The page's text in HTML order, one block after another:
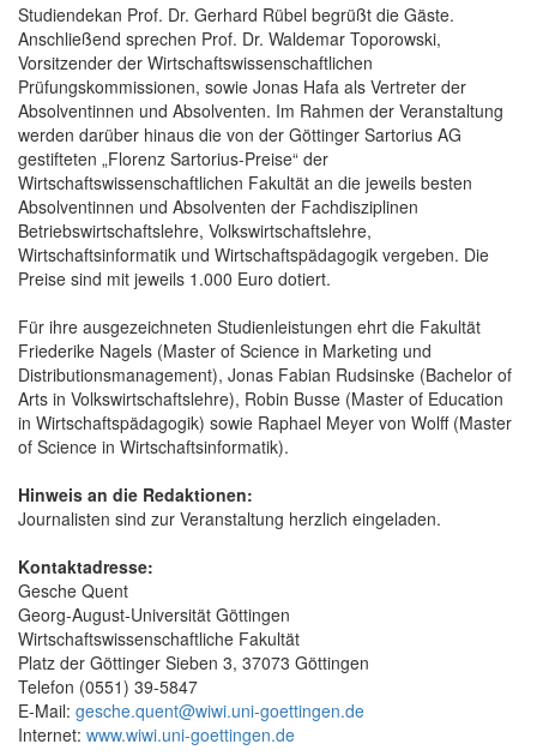
Studiendekan Prof. Dr. Gerhard Rübel begrüßt die Gäste.
Anschließend sprechen Prof. Dr. Waldemar Toporowski,
Vorsitzender der Wirtschaftswissenschaftlichen
Prüfungskommissionen, sowie Jonas Hafa als Vertreter der
Absolventinnen und Absolventen. Im Rahmen der Veranstaltung
werden darüber hinaus die von der Göttinger Sartorius AG
gestifteten „Florenz Sartorius-Preise“ der
Wirtschaftswissenschaftlichen Fakultät an die jeweils besten
Absolventinnen und Absolventen der Fachdisziplinen
Betriebswirtschaftslehre, Volkswirtschaftslehre,
Wirtschaftsinformatik und Wirtschaftspädagogik vergeben. Die
Preise sind mit jeweils 1.000 Euro dotiert.
Für ihre ausgezeichneten Studienleistungen ehrt die Fakultät
Friederike Nagels (Master of Science in Marketing und
Distributionsmanagement), Jonas Fabian Rudsinske (Bachelor of
Arts in Volkswirtschaftslehre), Robin Busse (Master of Education
in Wirtschaftspädagogik) sowie Raphael Meyer von Wolff (Master
of Science in Wirtschaftsinformatik).
Hinweis an die Redaktionen:
Journalisten sind zur Veranstaltung herzlich eingeladen.
Kontaktadresse:
Gesche Quent
Georg-August-Universität Göttingen
Wirtschaftswissenschaftliche Fakultät
Platz der Göttinger Sieben 3, 37073 Göttingen
Telefon (0551) 39-5847
E-Mail: gesche.quent@wiwi.uni-goettingen.de
Internet: www.wiwi.uni-goettingen.de